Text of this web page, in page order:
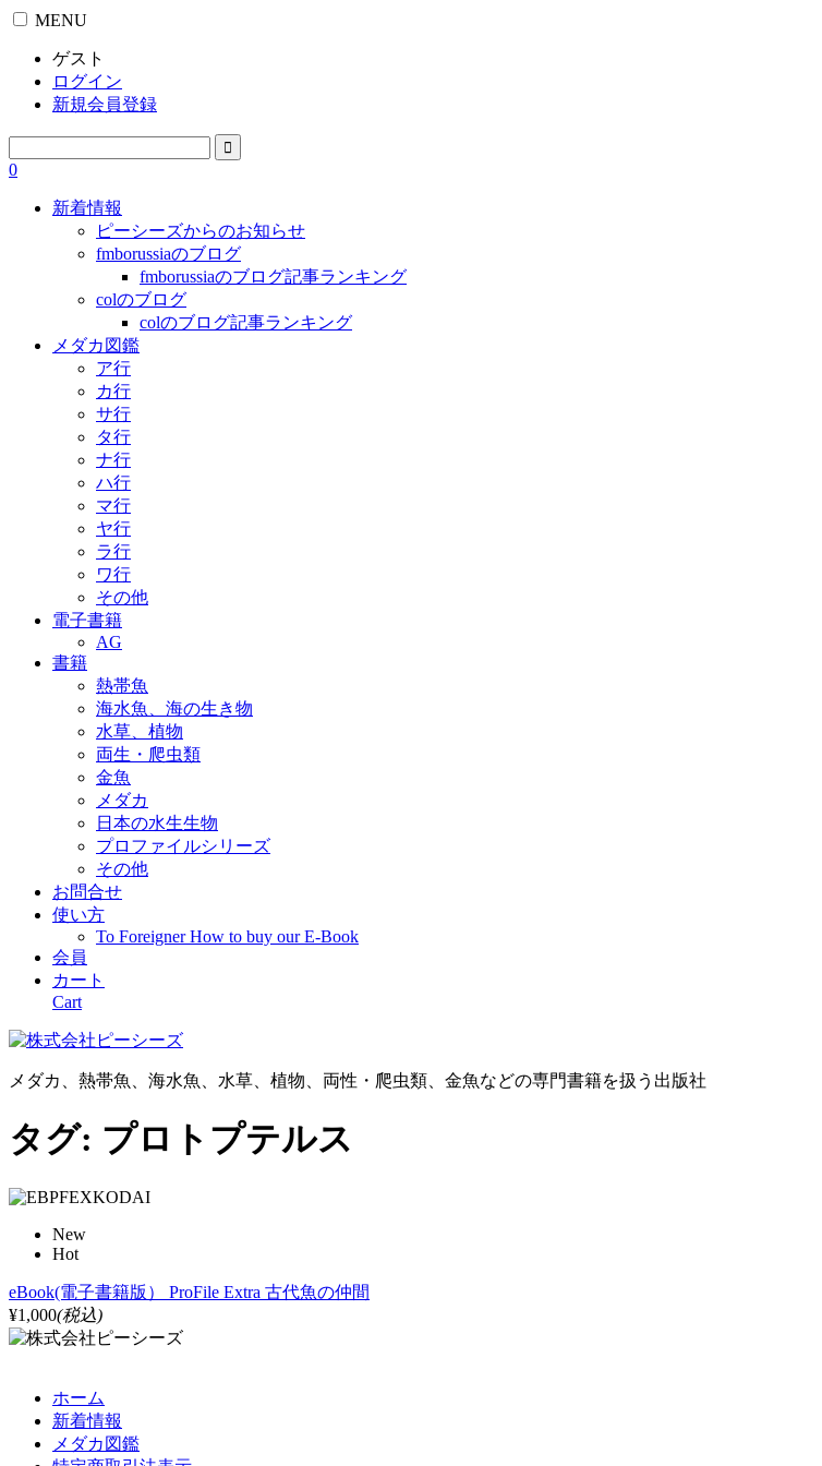
MENU
ゲスト
ログイン
新規会員登録
0
新着情報
ピーシーズからのお知らせ
fmborussiaのブログ
fmborussiaのブログ記事ランキング
colのブログ
colのブログ記事ランキング
メダカ図鑑
ア行
カ行
サ行
タ行
ナ行
ハ行
マ行
ヤ行
ラ行
ワ行
その他
電子書籍
AG
書籍
熱帯魚
海水魚、海の生き物
水草、植物
両生・爬虫類
金魚
メダカ
日本の水生生物
プロファイルシリーズ
その他
お問合せ
使い方
To Foreigner How to buy our E-Book
会員
カート
Cart
メダカ、熱帯魚、海水魚、水草、植物、両性・爬虫類、金魚などの専門書籍を扱う出版社
タグ: プロトプテルス
New
Hot
eBook(電子書籍版） ProFile Extra 古代魚の仲間
¥1,000(税込)
ホーム
新着情報
メダカ図鑑